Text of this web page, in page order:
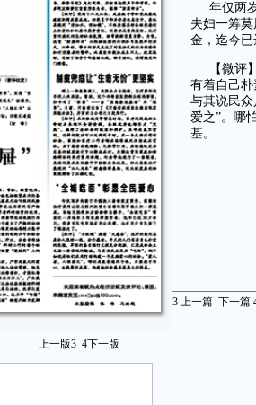
上一版3 4下一版
年仅两
夫妇一筹
金，迄今已
【微评
有着自己朴
与其说民众
爱之”。哪
基。
3上一篇 下一篇